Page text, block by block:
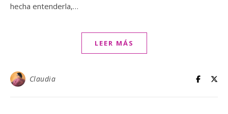
hecha entenderla,…
LEER MÁS
Claudia